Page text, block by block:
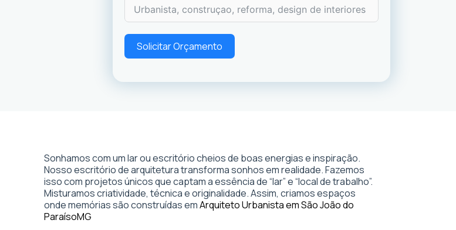
Solicitar Orçamento
Sonhamos com um lar ou escritório cheios de boas energias e inspiração.
Nosso escritório de arquitetura transforma sonhos em realidade. Fazemos
isso com projetos únicos que captam a essência de “lar” e “local de trabalho”.
Misturamos criatividade, técnica e originalidade. Assim, criamos espaços
onde memórias são construídas emArquiteto Urbanista em São João do
ParaísoMG